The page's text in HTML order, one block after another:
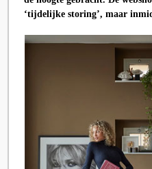
‘tijdelijke storing’, maar